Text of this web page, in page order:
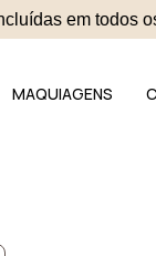
em todos
MAQUIAGENS